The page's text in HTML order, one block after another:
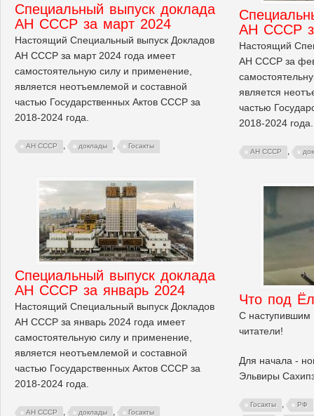
Cпециальный выпуск доклада
АН СССР за март 2024
Настоящий Специальный выпуск Докладов
АН СССР за март 2024 года имеет
самостоятельную силу и применение,
является неотъемлемой и составной
частью Государственных Актов СССР за
2018-2024 года.
АН СССР , доклады , Госакты
АН СССР
Настоящий
АН СССР за
является
частью
2018-2024 года.
АН СССР ,
Cпециальный выпуск доклада
АН СССР за январь 2024
Настоящий Специальный выпуск Докладов
АН СССР за январь 2024 года имеет
самостоятельную силу и применение,
является неотъемлемой и составной
частью Государственных Актов СССР за
2018-2024 года.
АН СССР , доклады , Госакты
Что под
С наступившим
читатели!
Для начала -
Эльвиры
Госакты , РФ